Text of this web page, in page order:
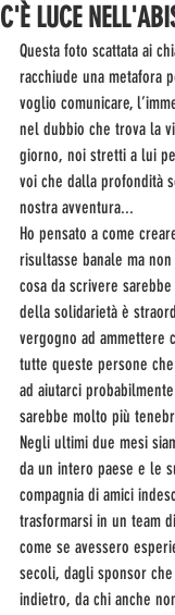
C'È LUCE
Questa foto scattata ai
racchiude una metafora
voglio comunicare,
nel dubbio che trova la
giorno, noi stretti a lui
voi che dalla profondità
nostra avventura...
Ho pensato a come
risultasse banale ma
cosa da scrivere sarebbe
della solidarietà è
vergogno ad ammettere
tutte queste persone
ad aiutarci
sarebbe molto più
Negli ultimi due mesi
da un intero paese e le
compagnia di amici
trasformarsi in un team
come se avessero
secoli, dagli sponsor
indietro, da chi anche